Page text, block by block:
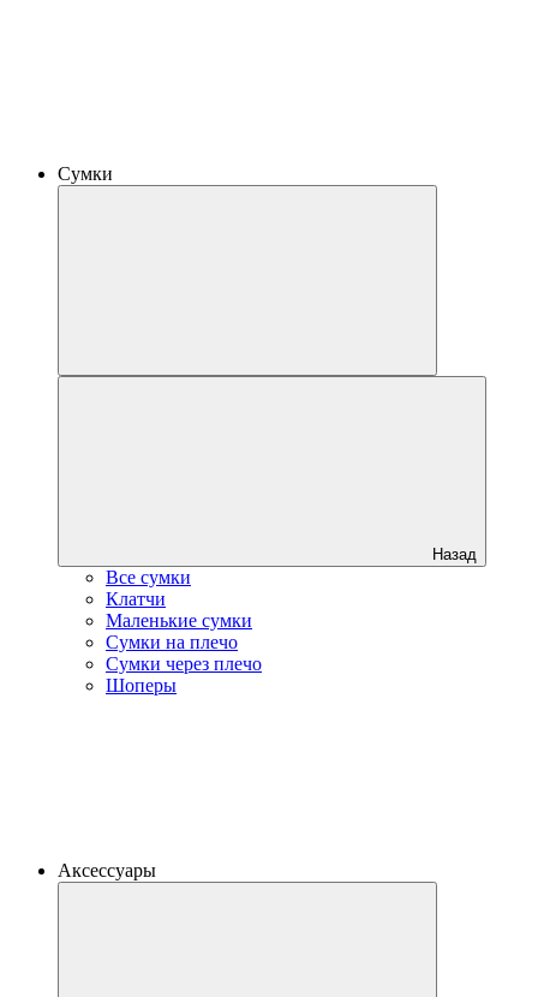
Сумки
Назад
Все сумки
Клатчи
Маленькие сумки
Сумки на плечо
Сумки через плечо
Шоперы
Аксессуары